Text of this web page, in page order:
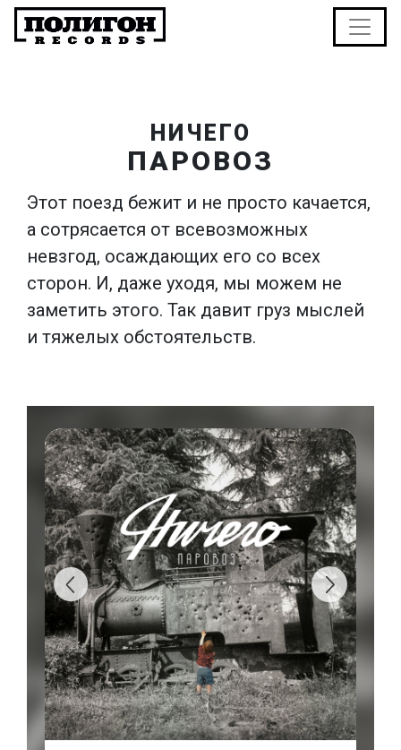
НИЧЕГО
ПАРОВОЗ
Этот поезд бежит и не просто качается,
а сотрясается от всевозможных
невзгод, осаждающих его со всех
сторон. И, даже уходя, мы можем не
заметить этого. Так давит груз мыслей
и тяжелых обстоятельств.